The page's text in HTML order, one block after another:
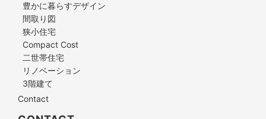
豊かに暮らすデザイン
間取り図
狭小住宅
Compact Cost
二世帯住宅
リノベーション
3階建て
Contact